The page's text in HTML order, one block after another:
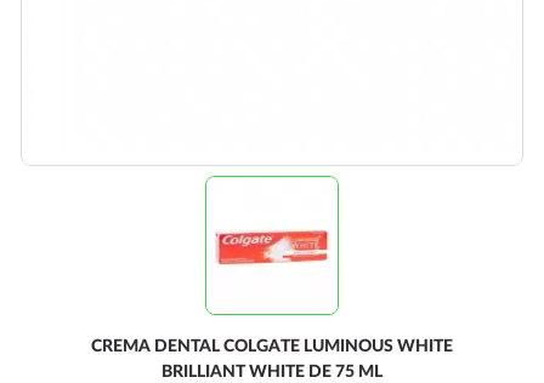
CREMA DENTAL COLGATE LUMINOUS WHITE
BRILLIANT WHITE DE 75 ML